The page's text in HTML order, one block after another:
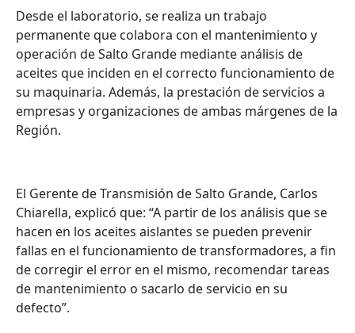
Desde el laboratorio, se realiza un trabajo
permanente que colabora con el mantenimiento y
operación de Salto Grande mediante análisis de
aceites que inciden en el correcto funcionamiento de
su maquinaria. Además, la prestación de servicios a
empresas y organizaciones de ambas márgenes de la
Región.
El Gerente de Transmisión de Salto Grande, Carlos
Chiarella, explicó que: “A partir de los análisis que se
hacen en los aceites aislantes se pueden prevenir
fallas en el funcionamiento de transformadores, a fin
de corregir el error en el mismo, recomendar tareas
de mantenimiento o sacarlo de servicio en su
defecto”.